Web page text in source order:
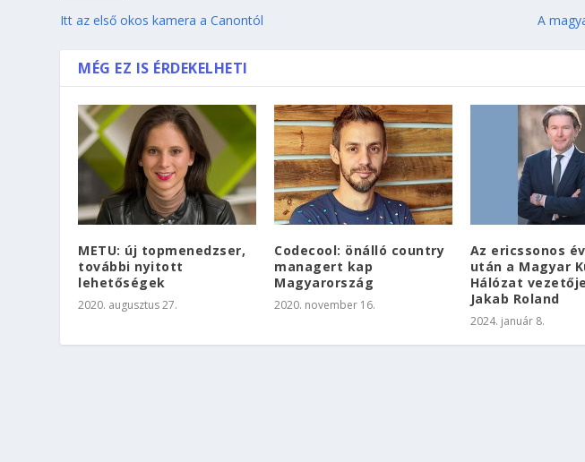
Itt az első okos kamera a Canontól A
MÉG EZ IS ÉRDEKELHETI
METU: új topmenedzser,
további nyitott
lehetőségek
2020. augusztus 27.
Codecool: önálló country
managert kap
Magyarország
2020. november 16.
Az ericssonos
után a Magyar
Hálózat
Jakab Roland
2024. január 8.